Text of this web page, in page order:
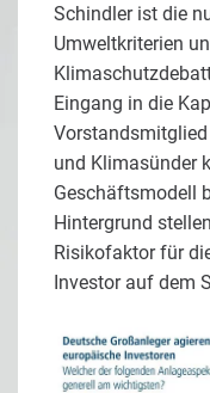
Schindler ist die
Umweltkriterien
Eingang in die
und Klimasünder
Geschäftsmodell
Hintergrund
Risikofaktor für
Investor auf dem